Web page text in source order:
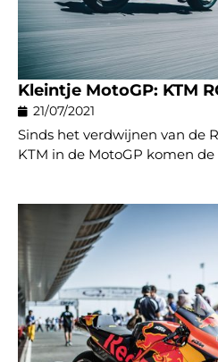
Kleintje MotoGP: KTM
21/07/2021
Sinds het verdwijnen van de
KTM in de MotoGP komen